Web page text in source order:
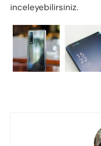
inceleyebilirsiniz.